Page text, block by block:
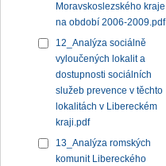
Moravskoslezského kraje
na období 2006-2009.pdf
12_Analýza sociálně
vyloučených lokalit a
dostupnosti sociálních
služeb prevence v těchto
lokalitách v Libereckém
kraji.pdf
13_Analýza romských
komunit Libereckého